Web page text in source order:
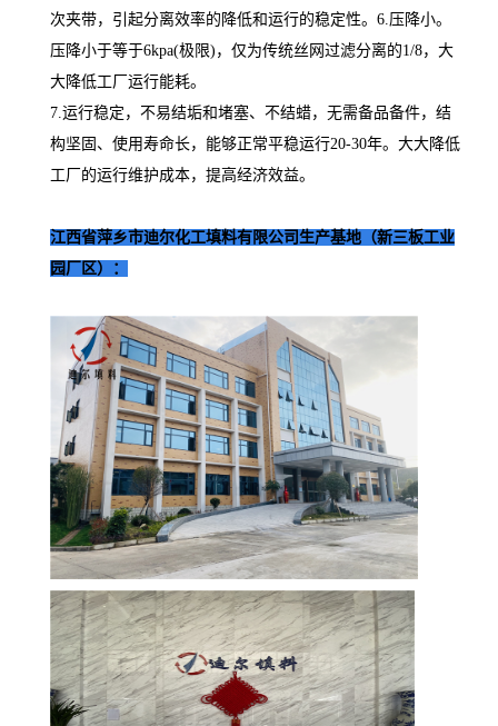
次夹带，引起分离效率的降低和运行的稳定性。6.压降小。
压降小于等于6kpa(极限)，仅为传统丝网过滤分离的1/8，大
大降低工厂运行能耗。
7.运行稳定，不易结垢和堵塞、不结蜡，无需备品备件，结
构坚固、使用寿命长，能够正常平稳运行20-30年。大大降低
工厂的运行维护成本，提高经济效益。
江西省萍乡市迪尔化工填料有限公司生产基地（新三板工业
园厂区）：